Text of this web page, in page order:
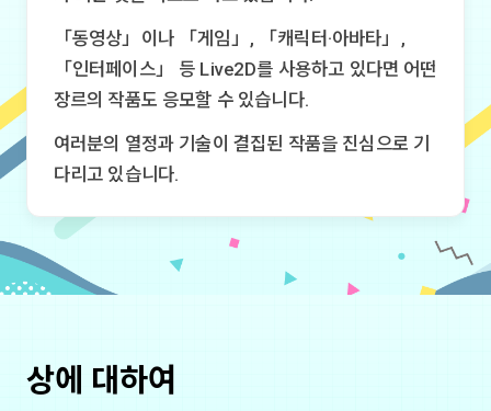
「동영상」이나 「게임」, 「캐릭터·아바타」,
「인터페이스」 등 Live2D를 사용하고 있다면 어떤
장르의 작품도 응모할 수 있습니다.
여러분의 열정과 기술이 결집된 작품을 진심으로 기
다리고 있습니다.
상에 대하여